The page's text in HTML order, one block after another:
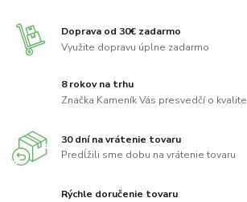
Doprava od 30€ zadarmo
Využite dopravu úplne zadarmo
8 rokov na trhu
Značka Kameník Vás presvedčí o kvalite
30 dní na vrátenie tovaru
Predĺžili sme dobu na vrátenie tovaru
Rýchle doručenie tovaru